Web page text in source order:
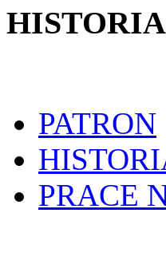
HISTORIA
PATRON
PRACE